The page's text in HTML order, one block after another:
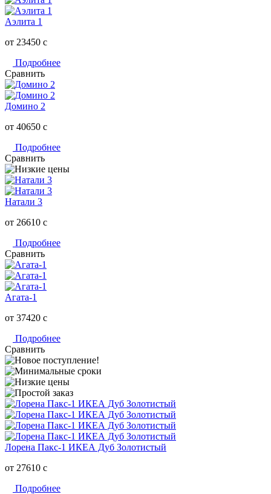
Аэлита 1
от 23450 c
Подробнее
Сравнить
Домино 2
от 40650 c
Подробнее
Сравнить
Натали 3
от 26610 c
Подробнее
Сравнить
Агата-1
от 37420 c
Подробнее
Сравнить
Лорена Пакс-1 ИКЕА Дуб Золотистый
от 27610 c
Подробнее